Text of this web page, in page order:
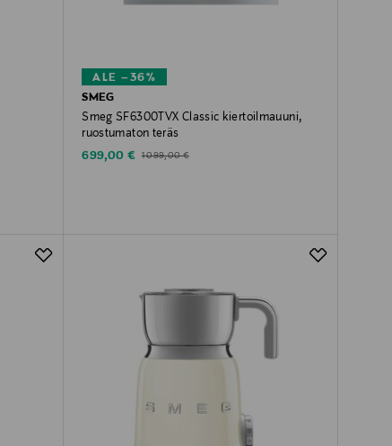
ALE –36%
SMEG
Smeg SF6300TVX Classic kiertoilmauuni,
ruostumaton teräs
Discounted Price
699,00 € Original Price
1 099,00 €